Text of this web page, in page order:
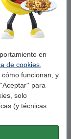
en
de cookies
funcionan, y
para
solo
(y técnicas